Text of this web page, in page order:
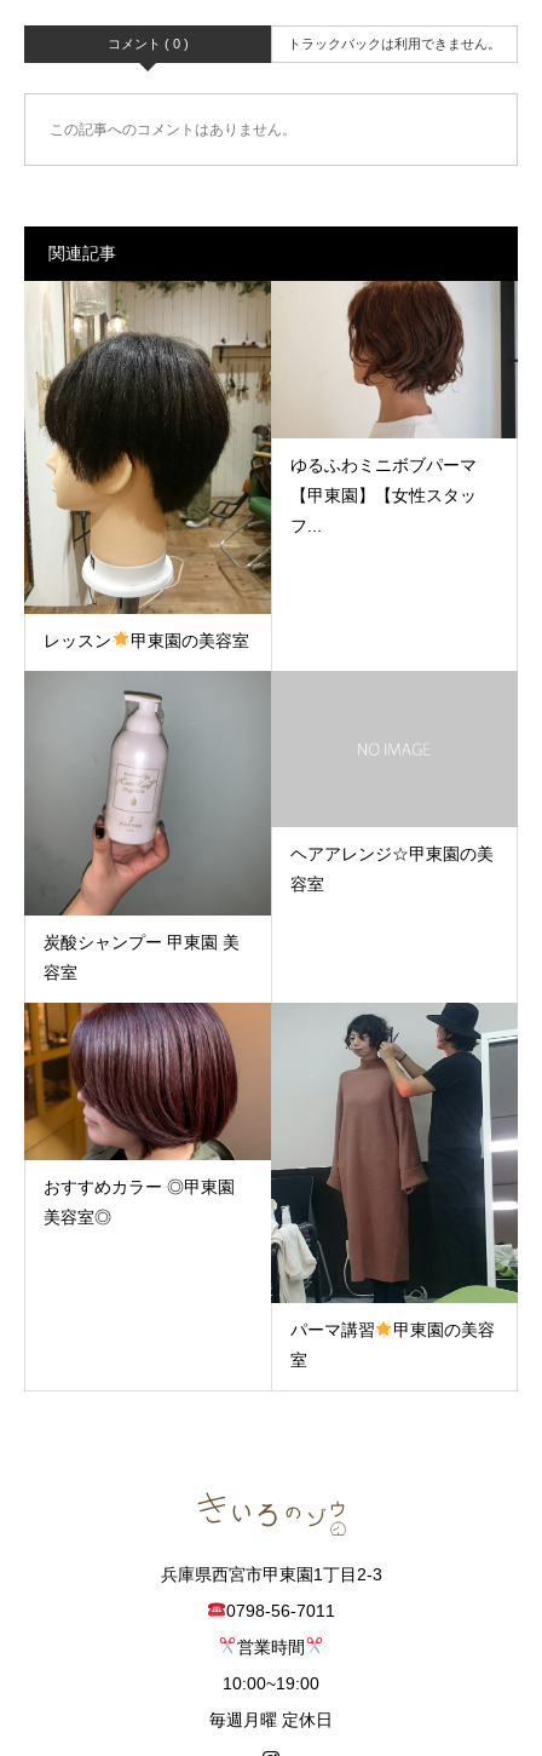
コメント ( 0 ) トラックバックは利用できません。
この記事へのコメントはありません。
関連記事
レッスン 甲東園の美容室
ゆるふわミニボブパーマ
【甲東園】【女性スタッ
フ...
炭酸シャンプー 甲東園 美
容室
ヘアアレンジ☆甲東園の美
容室
おすすめカラー ◎甲東園
美容室◎
パーマ講習
甲東園の美容
室
兵庫県西宮市甲東園1丁目2-3
0798-56-7011
営業時間
10:00~19:00
毎週月曜 定休日